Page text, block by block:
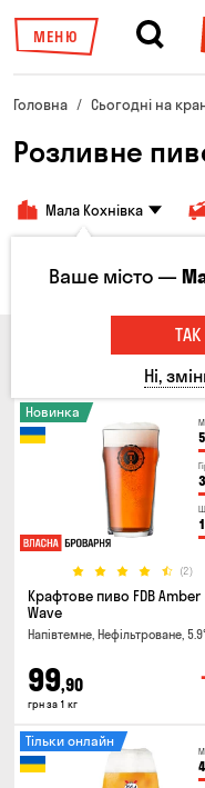
МЕНЮ
Головна Сьогодні на
Розливне
Мала Кохнівка
Всі товари Пиво
(2)
Новинка
Крафтове пиво FDB Amber
Wave
Напівтемне, Нефільтроване,
99,90
грн за 1 кг
Тільки онлайн
Ваше місто —
ТАК
Ні,